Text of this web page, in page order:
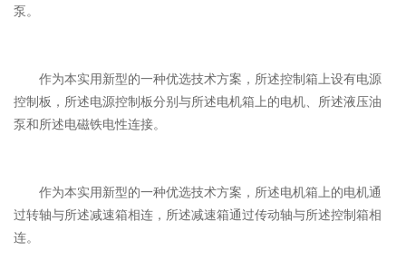
泵。
作为本实用新型的一种优选技术方案，所述控制箱上设有电源
控制板，所述电源控制板分别与所述电机箱上的电机、所述液压油
泵和所述电磁铁电性连接。
作为本实用新型的一种优选技术方案，所述电机箱上的电机通
过转轴与所述减速箱相连，所述减速箱通过传动轴与所述控制箱相
连。